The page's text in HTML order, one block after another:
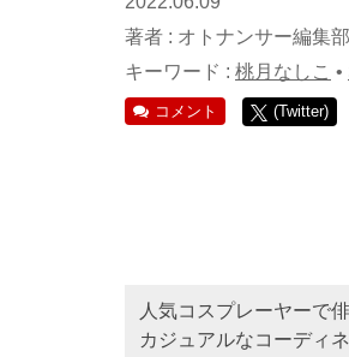
著者 : オトナンサー編集部
キーワード : 桃月なしこ •
コメント (Twitter)
人気コスプレーヤーで
カジュアルなコーディ